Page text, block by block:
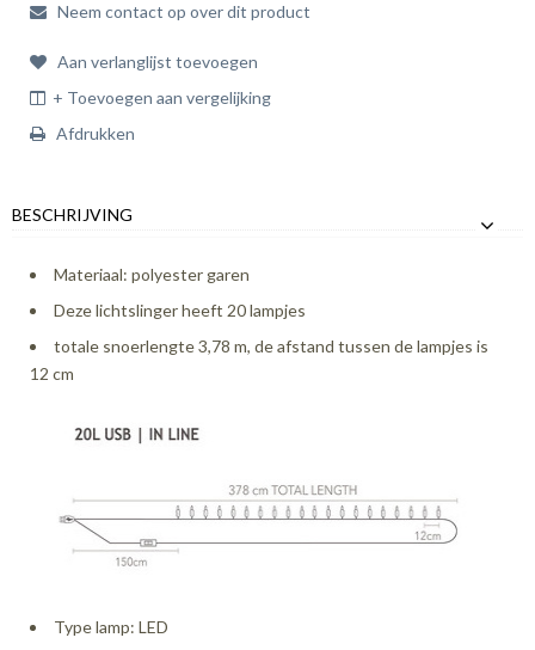
Neem contact op over dit product
Aan verlanglijst toevoegen
+ Toevoegen aan vergelijking
Afdrukken
BESCHRIJVING
Materiaal: polyester garen
Deze lichtslinger heeft 20 lampjes
totale snoerlengte 3,78 m, de afstand tussen de lampjes is
12 cm
Type lamp: LED